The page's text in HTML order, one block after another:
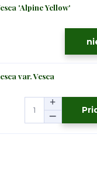
'Alpine Yellow'
var. Vesca